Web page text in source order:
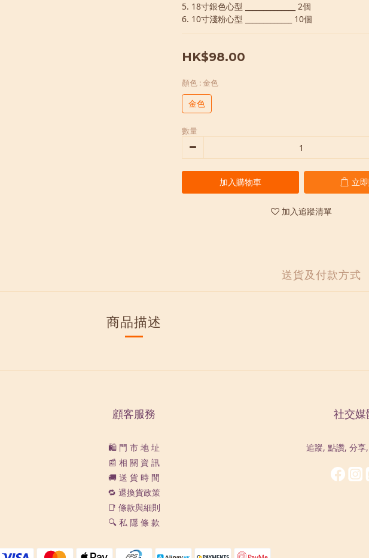
5. 18寸銀色心型 ______________ 2個
6. 10寸淺粉心型 _____________ 10個
HK$98.00
顏色 : 金色
金色
數量
加入購物車 立
加入追蹤清單
送貨及付款方式
商品描述
顧客服務
🛍️ 門 市 地 址
📰 相 關 資 訊
🚚 送 貨 時 間
🔁 退換貨政策
📑 條款與細則
🔍 私 隱 條 款
社交媒
追蹤, 點讚, 分享